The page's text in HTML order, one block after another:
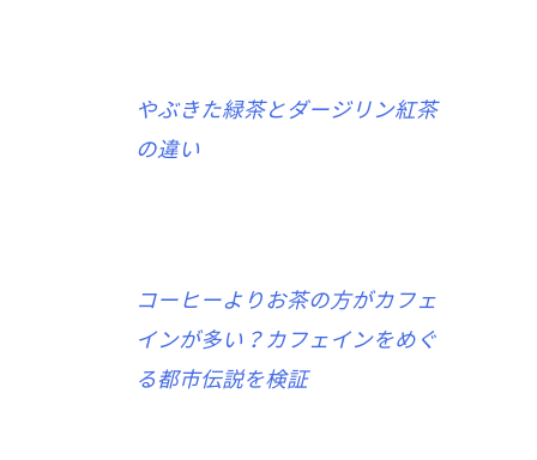
やぶきた緑茶とダージリン紅茶
の違い
コーヒーよりお茶の方がカフェ
インが多い？カフェインをめぐ
る都市伝説を検証